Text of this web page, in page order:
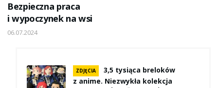
Bezpieczna praca
i wypoczynek na wsi
06.07.2024
ZDJĘCIA
3,5 tysiąca breloków
z anime. Niezwykła kolekcja